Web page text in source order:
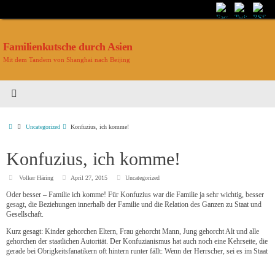
Familienkutsche durch Asien
Mit dem Tandem von Shanghai nach Beijing
Uncategorized Konfuzius, ich komme!
Konfuzius, ich komme!
Volker Häring April 27, 2015 Uncategorized
Oder besser – Familie ich komme! Für Konfuzius war die Familie ja sehr wichtig, besser
gesagt, die Beziehungen innerhalb der Familie und die Relation des Ganzen zu Staat und
Gesellschaft.
Kurz gesagt: Kinder gehorchen Eltern, Frau gehorcht Mann, Jung gehorcht Alt und alle
gehorchen der staatlichen Autorität. Der Konfuzianismus hat auch noch eine Kehrseite, die
gerade bei Obrigkeitsfanatikern oft hintern runter fällt: Wenn der Herrscher, sei es im Staat